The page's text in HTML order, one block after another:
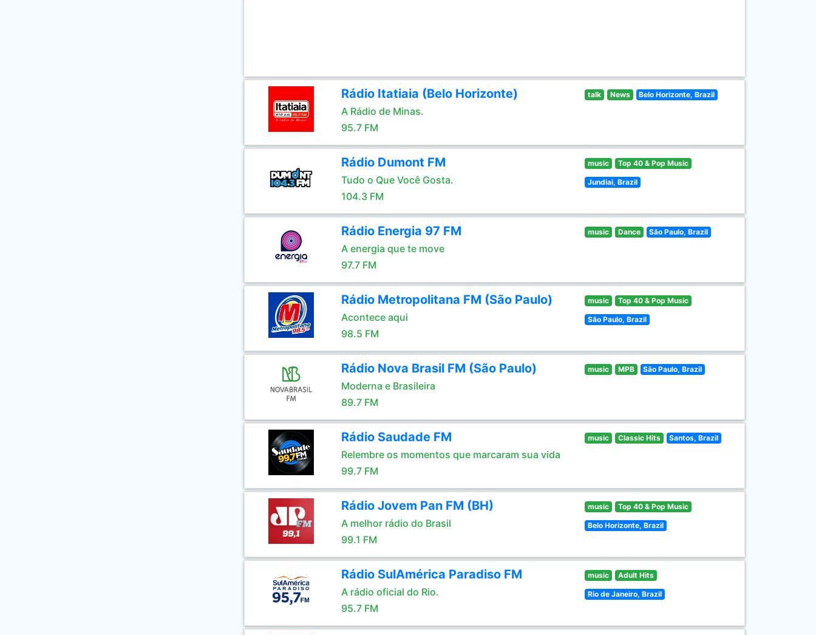
Rádio Itatiaia (Belo Horizonte)
A Rádio de Minas.
95.7 FM
talk News Belo Horizonte, Brazil
Rádio Dumont FM
Tudo o Que Você Gosta.
104.3 FM
music Top 40 & Pop Music
Jundiai, Brazil
Rádio Energia 97 FM
A energia que te move
97.7 FM
music Dance São Paulo, Brazil
Rádio Metropolitana FM (São Paulo)
Acontece aqui
98.5 FM
music Top 40 & Pop Music
São Paulo, Brazil
Rádio Nova Brasil FM (São Paulo)
Moderna e Brasileira
89.7 FM
music MPB São Paulo, Brazil
Rádio Saudade FM
Relembre os momentos que marcaram sua vida
99.7 FM
music Classic Hits Santos, Brazil
Rádio Jovem Pan FM (BH)
A melhor rádio do Brasil
99.1 FM
music Top 40 & Pop Music
Belo Horizonte, Brazil
Rádio SulAmérica Paradiso FM
A rádio oficial do Rio.
95.7 FM
music Adult Hits
Rio de Janeiro, Brazil